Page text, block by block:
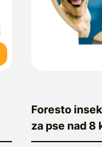
Foresto
za pse nad 8